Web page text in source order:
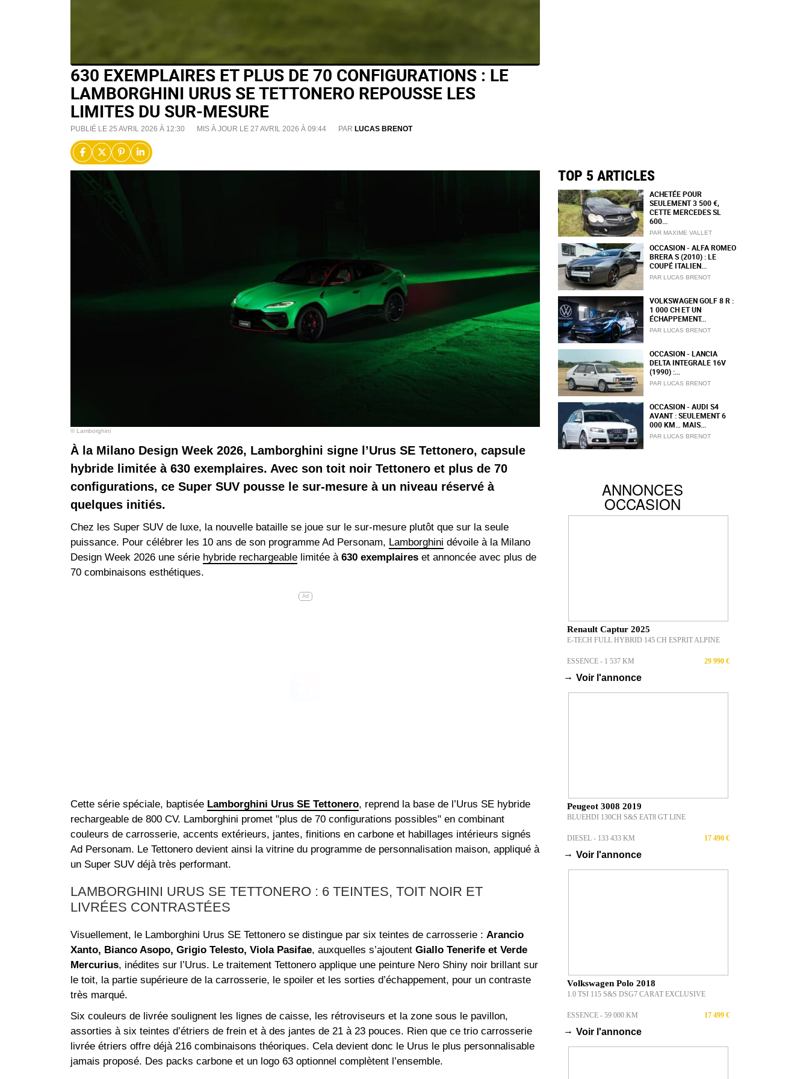
630 EXEMPLAIRES ET PLUS DE 70 CONFIGURATIONS : LE
LAMBORGHINI URUS SE TETTONERO REPOUSSE LES
LIMITES DU SUR-MESURE
PUBLIÉ LE 25 AVRIL 2026 À 12:30 MIS À JOUR LE 27 AVRIL 2026 À 09:44 PAR LUCAS BRENOT
© Lamborghini
À la Milano Design Week 2026, Lamborghini signe l’Urus SE Tettonero, capsule
hybride limitée à 630 exemplaires. Avec son toit noir Tettonero et plus de 70
configurations, ce Super SUV pousse le sur‑mesure à un niveau réservé à
quelques initiés.
Chez les Super SUV de luxe, la nouvelle bataille se joue sur le sur‑mesure plutôt que sur la seule
puissance. Pour célébrer les 10 ans de son programme Ad Personam, Lamborghini dévoile à la Milano
Design Week 2026 une série hybride rechargeable limitée à 630 exemplaires et annoncée avec plus de
70 combinaisons esthétiques.
Ad
Cette série spéciale, baptisée Lamborghini Urus SE Tettonero, reprend la base de l’Urus SE hybride
rechargeable de 800 CV. Lamborghini promet "plus de 70 configurations possibles" en combinant
couleurs de carrosserie, accents extérieurs, jantes, finitions en carbone et habillages intérieurs signés
Ad Personam. Le Tettonero devient ainsi la vitrine du programme de personnalisation maison, appliqué à
un Super SUV déjà très performant.
LAMBORGHINI URUS SE TETTONERO : 6 TEINTES, TOIT NOIR ET
LIVRÉES CONTRASTÉES
Visuellement, le Lamborghini Urus SE Tettonero se distingue par six teintes de carrosserie : Arancio
Xanto, Bianco Asopo, Grigio Telesto, Viola Pasifae, auxquelles s’ajoutent Giallo Tenerife et Verde
Mercurius, inédites sur l’Urus. Le traitement Tettonero applique une peinture Nero Shiny noir brillant sur
le toit, la partie supérieure de la carrosserie, le spoiler et les sorties d’échappement, pour un contraste
très marqué.
Six couleurs de livrée soulignent les lignes de caisse, les rétroviseurs et la zone sous le pavillon,
assorties à six teintes d’étriers de frein et à des jantes de 21 à 23 pouces. Rien que ce trio carrosserie
livrée étriers offre déjà 216 combinaisons théoriques. Cela devient donc le Urus le plus personnalisable
jamais proposé. Des packs carbone et un logo 63 optionnel complètent l’ensemble.
TOP 5 ARTICLES
ACHETÉE POUR
SEULEMENT 3 500 €,
CETTE MERCEDES SL
600...
PAR MAXIME VALLET
OCCASION - ALFA ROMEO
BRERA S (2010) : LE
COUPÉ ITALIEN...
PAR LUCAS BRENOT
VOLKSWAGEN GOLF 8 R :
1 000 CH ET UN
ÉCHAPPEMENT...
PAR LUCAS BRENOT
OCCASION - LANCIA
DELTA INTEGRALE 16V
(1990) :...
PAR LUCAS BRENOT
OCCASION - AUDI S4
AVANT : SEULEMENT 6
000 KM… MAIS...
PAR LUCAS BRENOT
ANNONCES
OCCASION
Renault Captur 2025
E-TECH FULL HYBRID 145 CH ESPRIT ALPINE
ESSENCE - 1 537 KM 29 990 €
→ Voir l'annonce
Peugeot 3008 2019
BLUEHDI 130CH S&S EAT8 GT LINE
DIESEL - 133 433 KM 17 490 €
→ Voir l'annonce
Volkswagen Polo 2018
1.0 TSI 115 S&S DSG7 CARAT EXCLUSIVE
ESSENCE - 59 000 KM 17 499 €
→ Voir l'annonce